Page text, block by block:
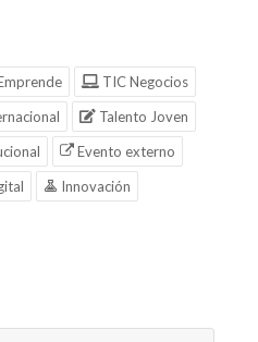
TIC Negocios
Talento Joven
Evento externo
Innovación